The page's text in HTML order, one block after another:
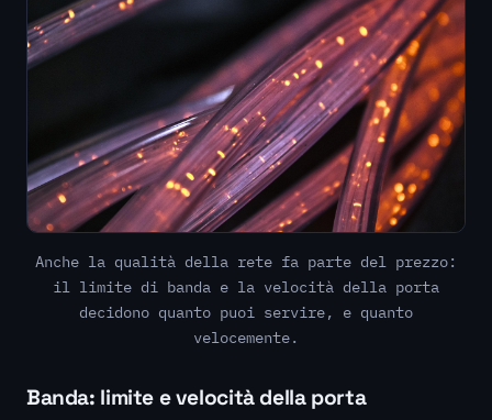
Anche la qualità della rete fa parte del prezzo:
il limite di banda e la velocità della porta
decidono quanto puoi servire, e quanto
velocemente.
Banda: limite e velocità della porta